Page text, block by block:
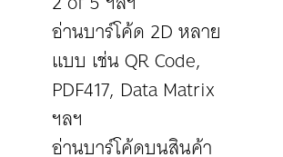
อ่านบาร์โค้ด 2D หลาย
แบบ เช่น QR Code,
PDF417, Data Matrix
ฯลฯ
อ่านบาร์โค้ดบนสินค้า